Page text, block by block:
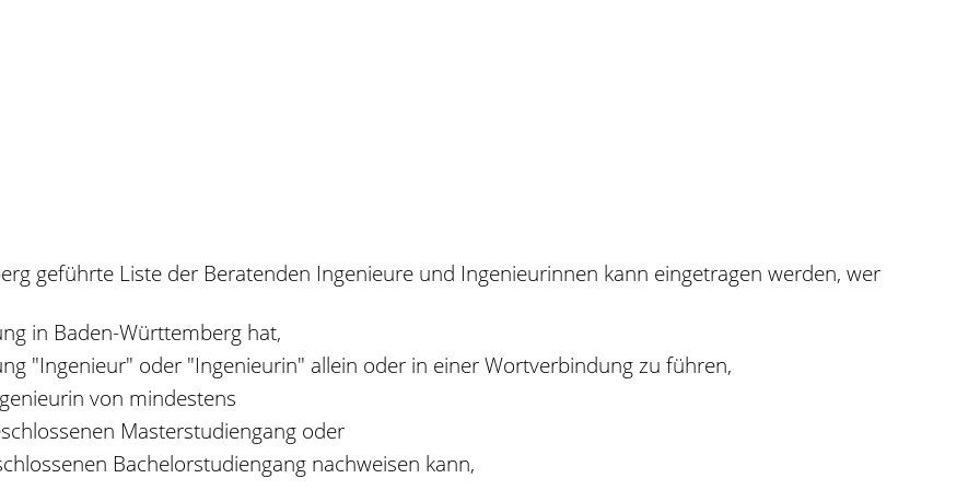
geführte Liste der Beratenden Ingenieure und Ingenieurinnen kann eingetragen werden, wer
in Baden-Württemberg hat,
"Ingenieur" oder "Ingenieurin" allein oder in einer Wortverbindung zu führen,
von mindestens
Masterstudiengang oder
Bachelorstudiengang nachweisen kann,